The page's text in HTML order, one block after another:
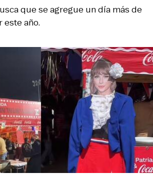
que se agregue un día más de
este año.